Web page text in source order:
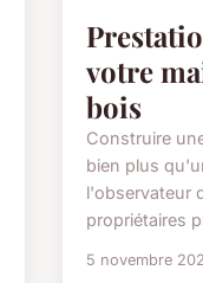
votre
bois
Construire
bien plus
l'observateur
propriétaires
5 novembre